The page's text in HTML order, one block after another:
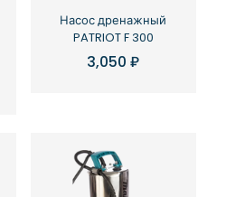
Насос дренажный
PATRIOT F 300
3,050₽